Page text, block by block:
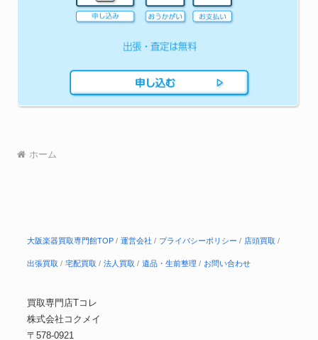
ホーム
大阪楽器買取専門館TOP 運営会社 プライバシーポリシー 店頭買取
出張買取 宅配買取 法人買取 遺品・生前整理 お問い合わせ
買取専門店Tコレ
株式会社コクメイ
〒578-0921